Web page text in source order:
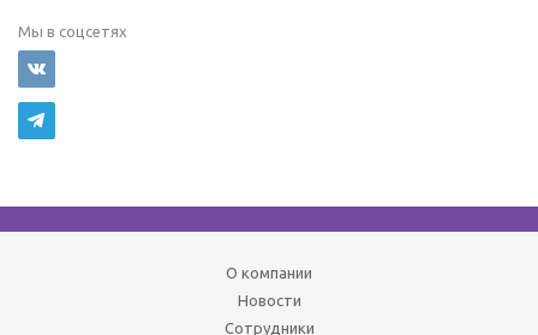
Мы в соцсетях
О компании
Новости
Сотрудники